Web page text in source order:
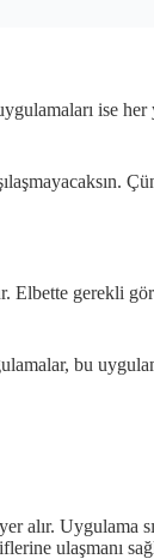
ise
Elbette gerekli
bu
alır. Uygulama
ulaşmanı